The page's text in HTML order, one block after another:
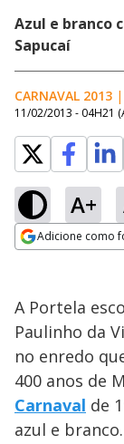
Azul e branco
Sapucaí
CARNAVAL 2013 |
11/02/2013 - 04H21
A+
Adicione como
A Portela
Paulinho da
no enredo
400 anos de
Carnaval de
azul e branco.